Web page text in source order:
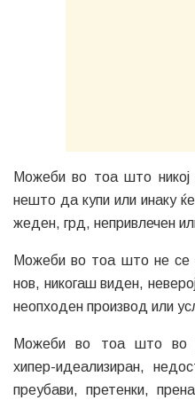
Можеби во тоа што никој
нешто да купи или инаку
жеден, грд, непривлечен
Можеби во тоа што не се
нов, никогаш виден,
неопходен производ или
Можеби во тоа што во
хипер-идеализиран,
преубави, претенки,